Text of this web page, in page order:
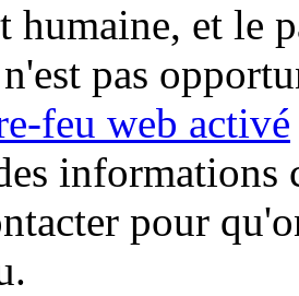
humaine, et le
pas
feu web activé
informations
pour